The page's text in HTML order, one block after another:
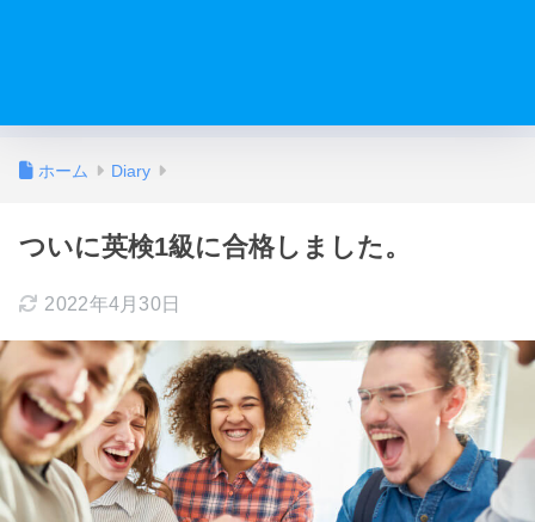
ホーム Diary
ついに英検1級に合格しました。
2022年4月30日